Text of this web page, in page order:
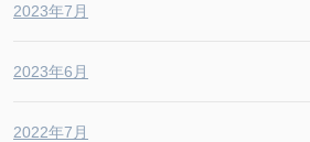
2023年7月
2023年6月
2022年7月